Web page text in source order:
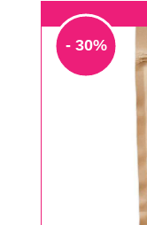
- 30%